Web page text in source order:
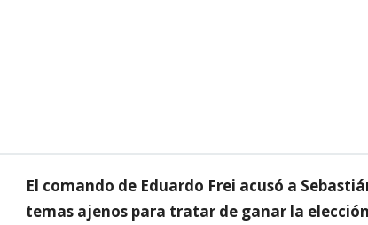
El comando de Eduardo Frei acusó a
temas ajenos para tratar de ganar la